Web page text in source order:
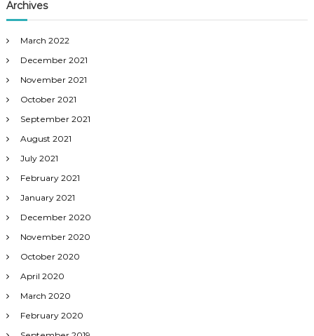
Archives
March 2022
December 2021
November 2021
October 2021
September 2021
August 2021
July 2021
February 2021
January 2021
December 2020
November 2020
October 2020
April 2020
March 2020
February 2020